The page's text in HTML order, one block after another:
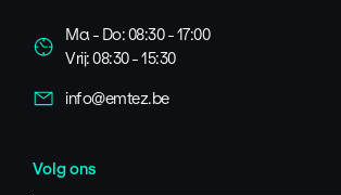
Ma - Do: 08:30 - 17:00
Vrij: 08:30 - 15:30
info@emtez.be
Volg ons